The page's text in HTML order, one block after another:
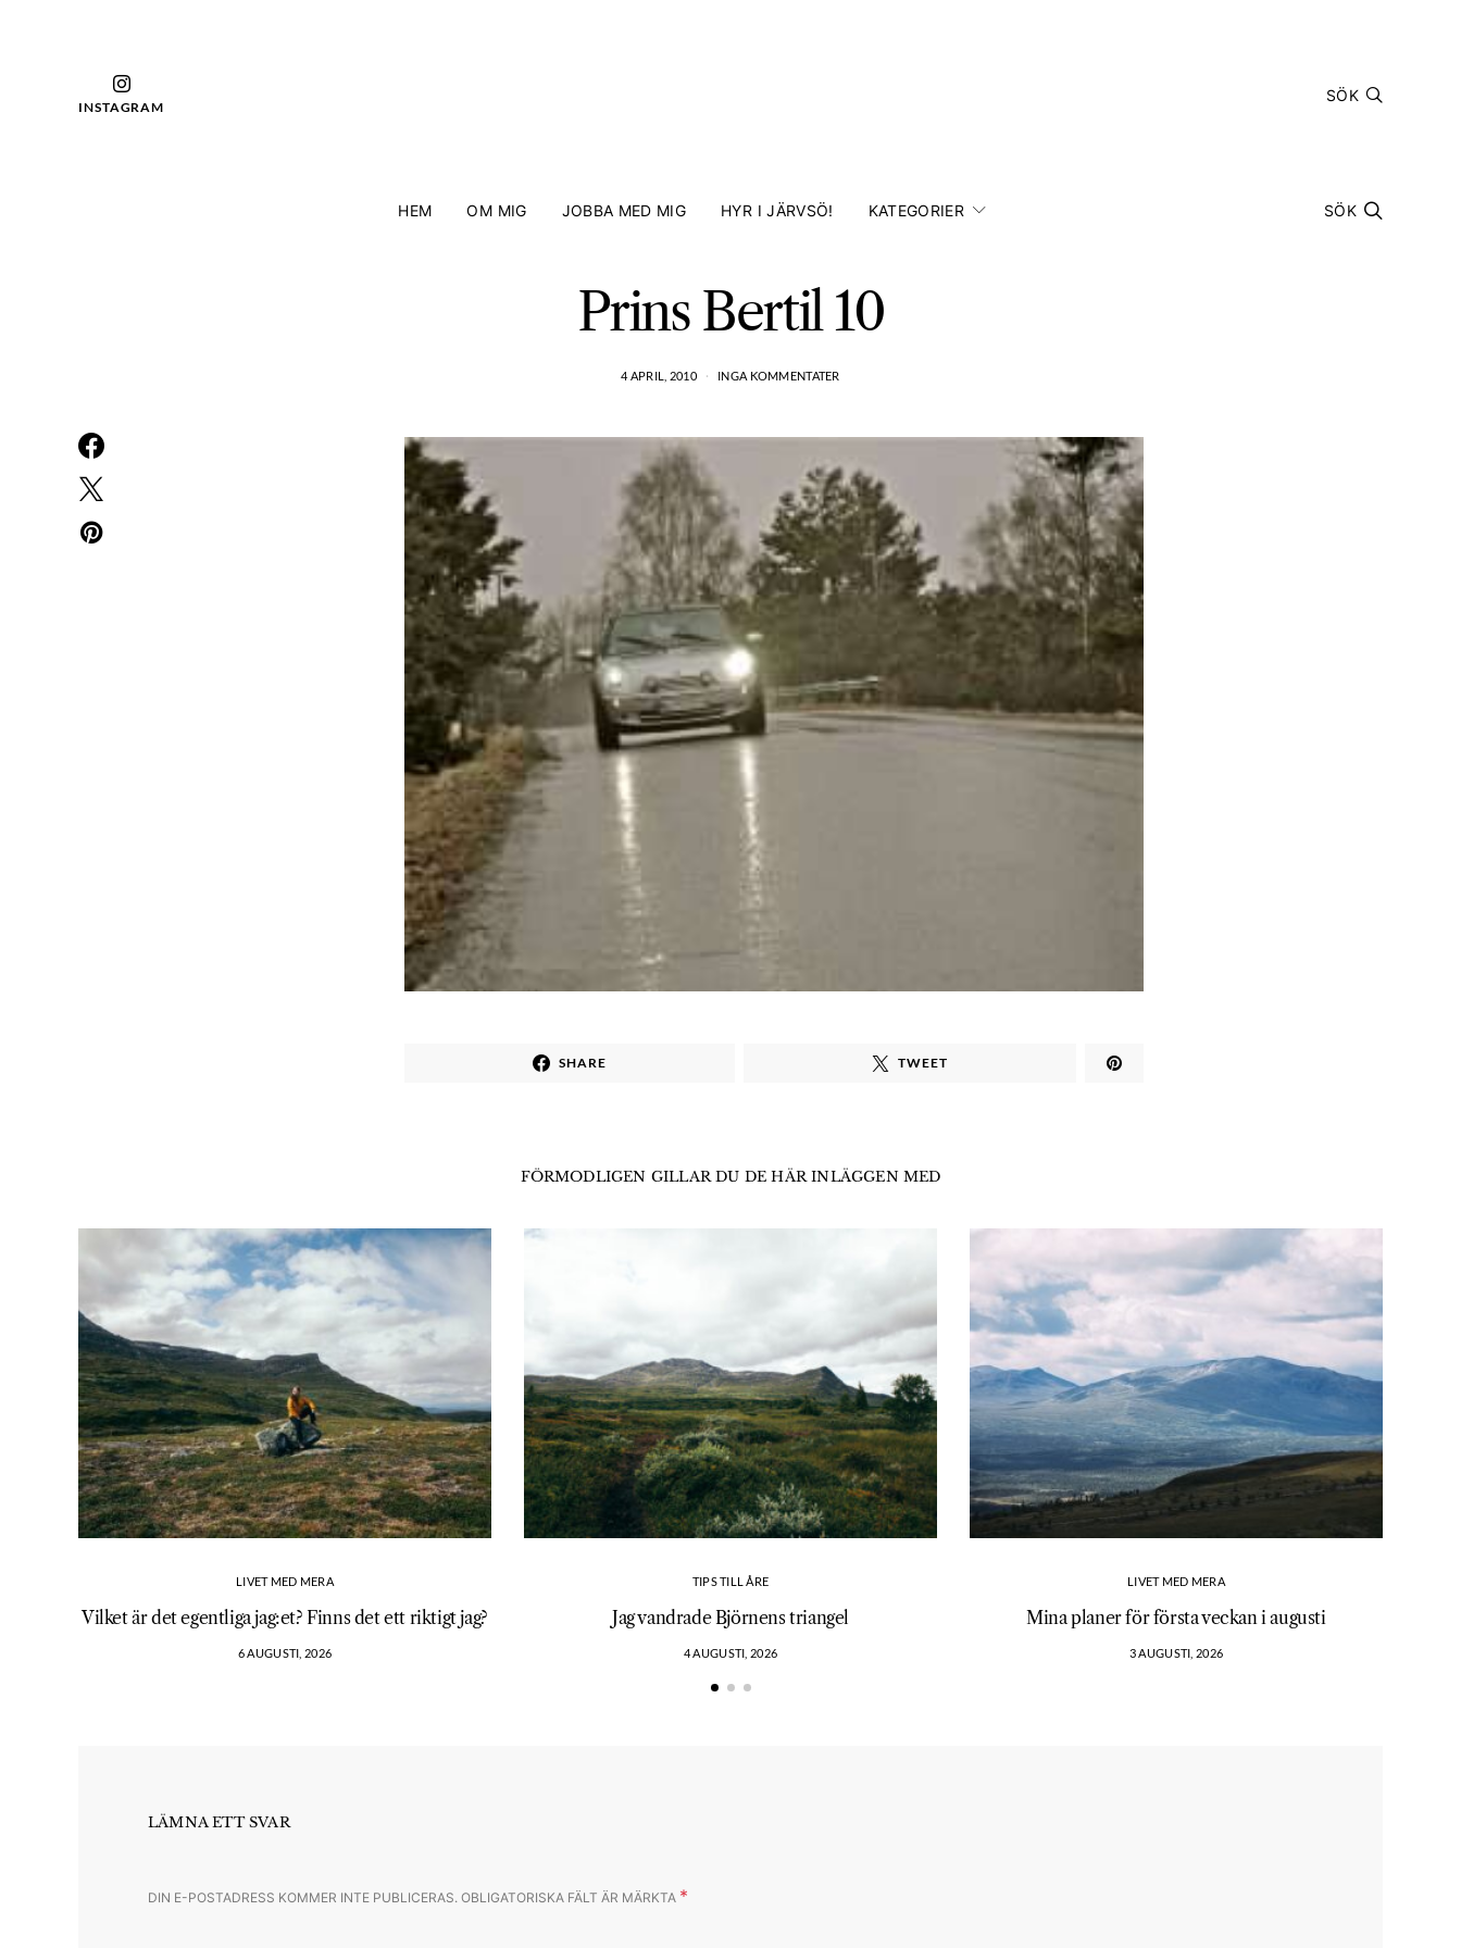
INSTAGRAM
SÖK
HEM OM MIG JOBBA MED MIG HYR I JÄRVSÖ! KATEGORIER SÖK
Prins Bertil 10
4 APRIL, 2010 INGA KOMMENTATER
SHARE TWEET
FÖRMODLIGEN GILLAR DU DE HÄR INLÄGGEN MED
LIVET MED MERA
Vilket är det egentliga jag:et? Finns det ett riktigt jag?
6 AUGUSTI, 2026
TIPS TILL ÅRE
Jag vandrade Björnens triangel
4 AUGUSTI, 2026
LIVET MED MERA
Mina planer för första veckan i augusti
3 AUGUSTI, 2026
LÄMNA ETT SVAR
DIN E-POSTADRESS KOMMER INTE PUBLICERAS. OBLIGATORISKA FÄLT ÄR MÄRKTA *